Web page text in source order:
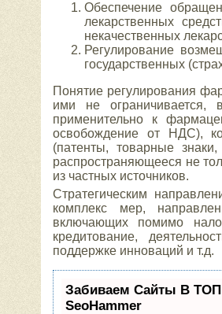
Обеспечение
лекарственных
некачественных
Регулирование
государственных
Понятие регулирования
ими не ограничивается,
применительно к
освобождение от НДС),
(патенты, товарные
распространяющееся не
из частных источников.
Стратегическим
комплекс мер,
включающих помимо
кредитование,
поддержке инноваций и т.д.
Забиваем Сайты В
SeoHammer